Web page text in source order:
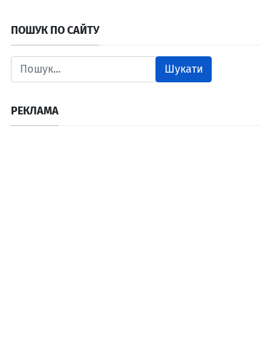
ПОШУК ПО САЙТУ
Шукати
РЕКЛАМА